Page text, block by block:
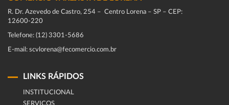
R. Dr. Azevedo de Castro, 254 – Centro Lorena – SP – CEP:
12600-220
Telefone: (12) 3301-5686
E-mail: scvlorena@fecomercio.com.br
LINKS RÁPIDOS
INSTITUCIONAL